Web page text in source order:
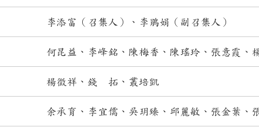
李添富（召集人）、李鵑娟（副召集人）
何昆益、李峰銘、陳梅香、陳瑤玲、張意霞、
楊徵祥、錢 拓、叢培凱
余承育、李宜儒、吳玥臻、邱麗敏、張金葉、